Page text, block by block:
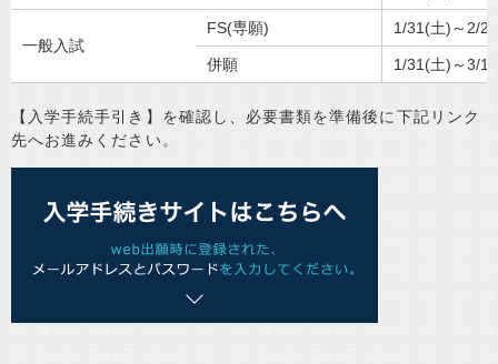
一般入試
FS(専願) 1/31(土)～2/
併願 1/31(土)～3/
【入学手続手引き】を確認し、必要書類を準備後に下記リンク
先へお進みください。